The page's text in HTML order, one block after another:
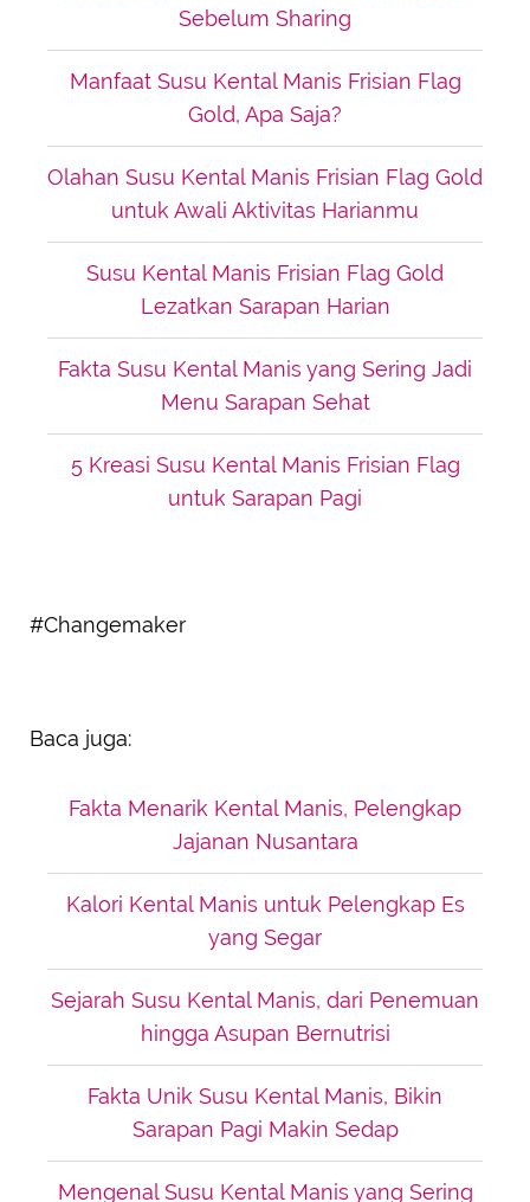
Sebelum Sharing
Manfaat Susu Kental Manis Frisian Flag
Gold, Apa Saja?
Olahan Susu Kental Manis Frisian Flag Gold
untuk Awali Aktivitas Harianmu
Susu Kental Manis Frisian Flag Gold
Lezatkan Sarapan Harian
Fakta Susu Kental Manis yang Sering Jadi
Menu Sarapan Sehat
5 Kreasi Susu Kental Manis Frisian Flag
untuk Sarapan Pagi
#Changemaker
Baca juga:
Fakta Menarik Kental Manis, Pelengkap
Jajanan Nusantara
Kalori Kental Manis untuk Pelengkap Es
yang Segar
Sejarah Susu Kental Manis, dari Penemuan
hingga Asupan Bernutrisi
Fakta Unik Susu Kental Manis, Bikin
Sarapan Pagi Makin Sedap
Mengenal Susu Kental Manis yang Sering